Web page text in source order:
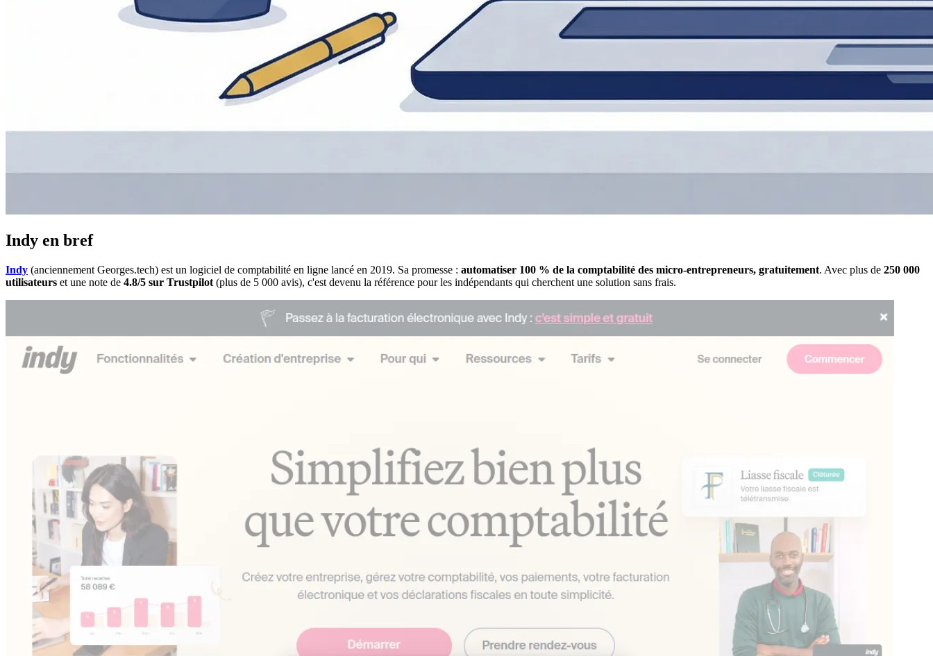
Indy en bref
Indy (anciennement Georges.tech) est un logiciel de comptabilité en ligne lancé en 2019. Sa promesse : automatiser 100 % de la comptabilité des micro-entrepreneurs, gratuitement. Avec plus de 250 000
utilisateurs et une note de 4.8/5 sur Trustpilot (plus de 5 000 avis), c'est devenu la référence pour les indépendants qui cherchent une solution sans frais.